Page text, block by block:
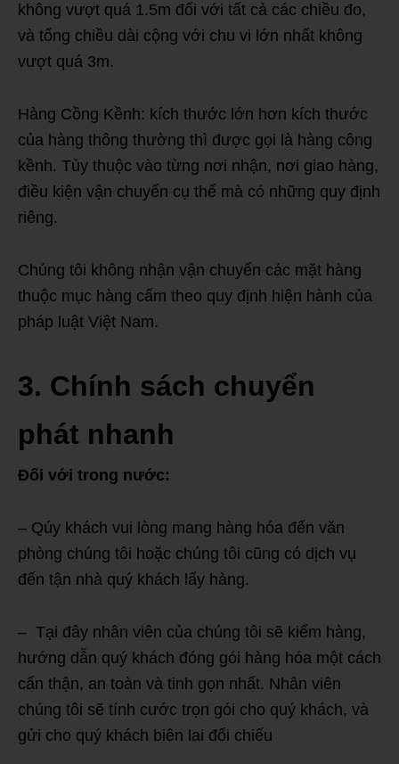
không vượt quá 1.5m đối với tất cả các chiều đo,
và tổng chiều dài cộng với chu vi lớn nhất không
vượt quá 3m.
Hàng Cồng Kềnh: kích thước lớn hơn kích thước
của hàng thông thường thì được gọi là hàng công
kềnh. Tùy thuộc vào từng nơi nhận, nơi giao hàng,
điều kiện vận chuyển cụ thể mà có những quy định
riêng.
Chúng tôi không nhận vận chuyển các mặt hàng
thuộc mục hàng cấm theo quy định hiện hành của
pháp luật Việt Nam.
3. Chính sách chuyển
phát nhanh
Đối với trong nước:
– Qúy khách vui lòng mang hàng hóa đến văn
phòng chúng tôi hoặc chúng tôi cũng có dịch vụ
đến tận nhà quý khách lấy hàng.
– Tại đây nhân viên của chúng tôi sẽ kiểm hàng,
hướng dẫn quý khách đóng gói hàng hóa một cách
cẩn thận, an toàn và tinh gọn nhất. Nhân viên
chúng tôi sẽ tính cước trọn gói cho quý khách, và
gửi cho quý khách biên lai đối chiếu